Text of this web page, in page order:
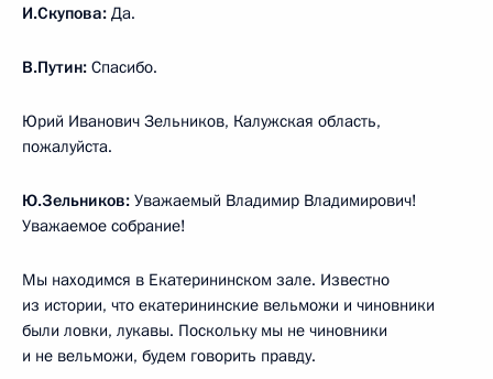
И.Скупова: Да.
В.Путин: Спасибо.
Юрий Иванович Зельников, Калужская область,
пожалуйста.
Ю.Зельников: Уважаемый Владимир Владимирович!
Уважаемое собрание!
Мы находимся в Екатерининском зале. Известно
из истории, что екатерининские вельможи и чиновники
были ловки, лукавы. Поскольку мы не чиновники
и не вельможи, будем говорить правду.